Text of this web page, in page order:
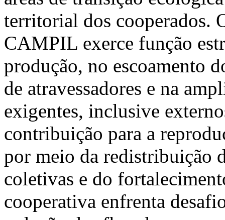
territorial dos cooperados.
CAMPIL exerce função
produção, no escoamento
de atravessadores e na
exigentes, inclusive
contribuição para a
por meio da redistribuição
coletivas e do
cooperativa enfrenta